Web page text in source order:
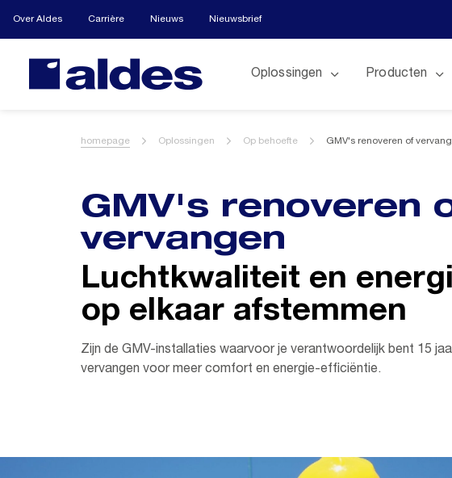
Over Aldes Carrière Nieuws Nieuwsbrief
Oplossingen Producten
homepage Oplossingen Op behoefte GMV's renoveren of
GMV's renoveren
vervangen
Luchtkwaliteit en
op elkaar afstemmen
Zijn de GMV-installaties waarvoor je verantwoordelijk bent 15
vervangen voor meer comfort en energie-efficiëntie.